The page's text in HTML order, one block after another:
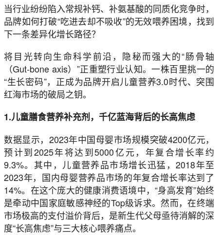
当行业纷纷陷入常规补钙、补氨基酸的同质化竞争时，
品牌如何打破“吃进去却不吸收”的无效喂养困境，找到
下一条差异化增长路径？
将目光转向生命科学前沿，隐秘而强大的“肠骨轴
（Gut-bone axis）”正重塑行业认知。一株百里挑一的
“生长密码”，正成为品牌开启儿童营养3.0时代、突围
红海市场的破局之钥。
1.儿童膳食营养补充剂，千亿蓝海背后的长高焦虑
数据显示，2023年中国母婴市场规模突破4200亿元，
预计到2025年将达到5000亿元，年复合增长率约
9.3%。其中，儿童营养品市场增长迅猛，2018年至
2023年，国内母婴营养品市场的年复合增长率达到了
14%。在这个庞大的健康消费语境中，“身高发育”始终
是牵动中国家庭敏感神经的Top级诉求。然而，在终端
市场极高的支付溢价背后，是新生代父母亟待消解的深
度“长高焦虑”与三大核心喂养痛点。